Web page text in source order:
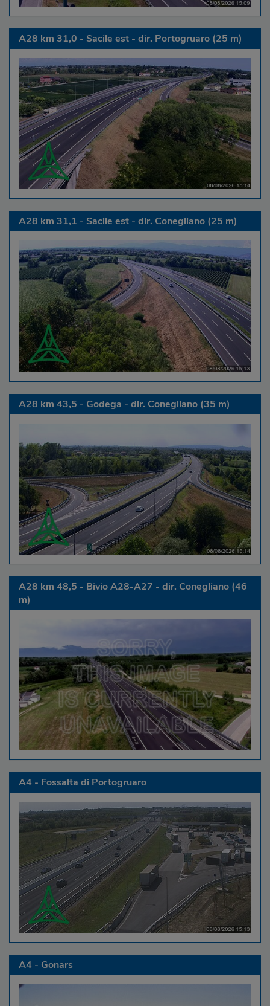
A28 km 31,0 - Sacile est - dir. Portogruaro (25 m)
A28 km 31,1 - Sacile est - dir. Conegliano (25 m)
A28 km 43,5 - Godega - dir. Conegliano (35 m)
A28 km 48,5 - Bivio A28-A27 - dir. Conegliano (46
m)
A4 - Fossalta di Portogruaro
A4 - Gonars